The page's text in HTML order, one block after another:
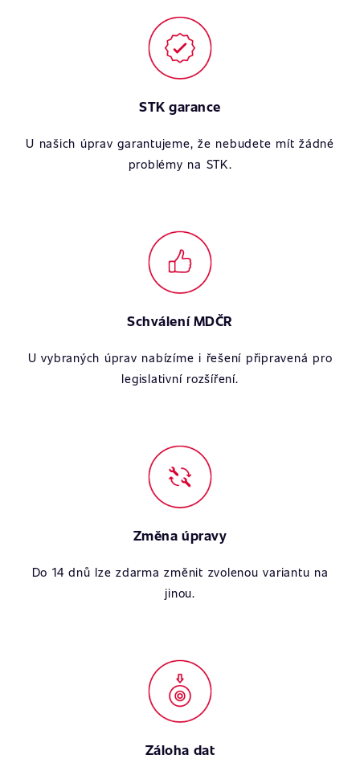
STK garance
U našich úprav garantujeme, že nebudete mít žádné
problémy na STK.
Schválení MDČR
U vybraných úprav nabízíme i řešení připravená pro
legislativní rozšíření.
Změna úpravy
Do 14 dnů lze zdarma změnit zvolenou variantu na
jinou.
Záloha dat